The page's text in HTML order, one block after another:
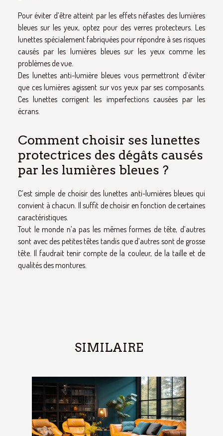
Pour éviter d’être atteint par les effets néfastes des lumières
bleues sur les yeux, optez pour des verres protecteurs. Les
lunettes spécialement fabriquées pour répondre à ses risques
causés par les lumières bleues sur les yeux comme les
problèmes de vue.
Des lunettes anti-lumière bleues vous permettront d’éviter
que ces lumières agissent sur vos yeux par ses composants.
Ces lunettes corrigent les imperfections causées par les
écrans.
Comment choisir ses lunettes
protectrices des dégâts causés
par les lumières bleues ?
C’est simple de choisir des lunettes anti-lumières bleues qui
convient à chacun. Il suffit de choisir en fonction de certaines
caractéristiques.
Tout le monde n’a pas les mêmes formes de tête, d’autres
sont avec des petites têtes tandis que d’autres sont de grosse
tête. Il faudrait tenir compte de la couleur, de la taille et de
qualités des montures.
SIMILAIRE